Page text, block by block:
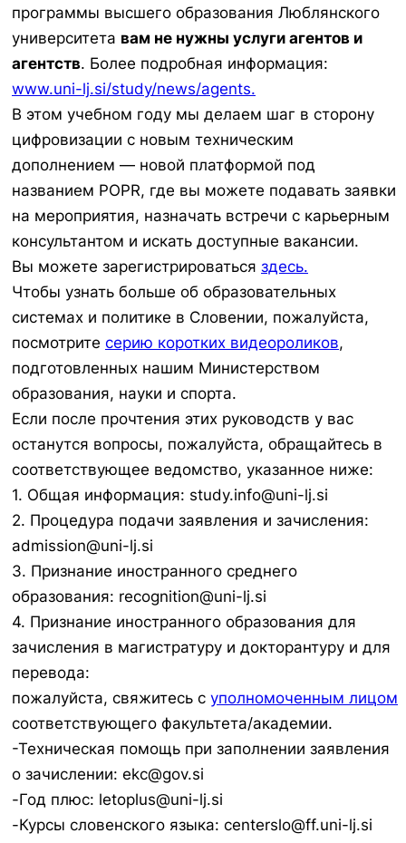
программы высшего образования Люблянского
университета вам не нужны услуги агентов и
агентств. Более подробная информация:
www.uni-lj.si/study/news/agents.
В этом учебном году мы делаем шаг в сторону
цифровизации с новым техническим
дополнением — новой платформой под
названием POPR, где вы можете подавать заявки
на мероприятия, назначать встречи с карьерным
консультантом и искать доступные вакансии.
Вы можете зарегистрироваться здесь.
Чтобы узнать больше об образовательных
системах и политике в Словении, пожалуйста,
посмотрите серию коротких видеороликов,
подготовленных нашим Министерством
образования, науки и спорта.
Если после прочтения этих руководств у вас
останутся вопросы, пожалуйста, обращайтесь в
соответствующее ведомство, указанное ниже:
1. Общая информация: study.info@uni-lj.si
2. Процедура подачи заявления и зачисления:
admission@uni-lj.si
3. Признание иностранного среднего
образования: recognition@uni-lj.si
4. Признание иностранного образования для
зачисления в магистратуру и докторантуру и для
перевода:
пожалуйста, свяжитесь с уполномоченным лицом
соответствующего факультета/академии.
-Техническая помощь при заполнении заявления
о зачислении: ekc@gov.si
-Год плюс: letoplus@uni-lj.si
-Курсы словенского языка: centerslo@ff.uni-lj.si